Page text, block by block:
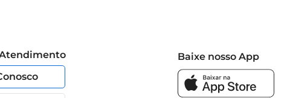
Baixe nosso App